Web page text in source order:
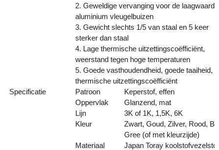
2. Geweldige vervanging voor de
aluminium vleugelbuizen
3. Gewicht slechts 1/5 van staal en 5 keer
sterker dan staal
4. Lage thermische uitzettingscoëfficiënt,
weerstand tegen hoge temperaturen
5. Goede vasthoudendheid, goede taaiheid,
thermische uitzettingscoëfficiënt
Specificatie
Patroon
Keperstof, effen
Oppervlak
Glanzend, mat
Lijn
3K of 1K, 1,5K, 6K
Kleur
Zwart, Goud, Zilver, Rood,
Gree (of met kleurzijde)
Materiaal
Japan Toray